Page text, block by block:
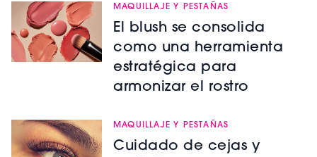
MAQUILLAJE Y PESTAÑAS
El blush se consolida
como una herramienta
estratégica para
armonizar el rostro
MAQUILLAJE Y PESTAÑAS
Cuidado de cejas y